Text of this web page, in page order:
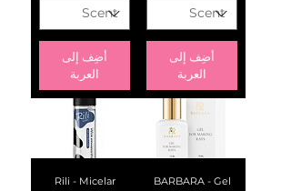
أضِف إلى
العربة
أضِف إلى
العربة
BARBARA - Gel
Rili - Micelar